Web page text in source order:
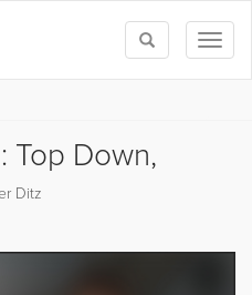
Toggle
search
Top Down,
Ditz